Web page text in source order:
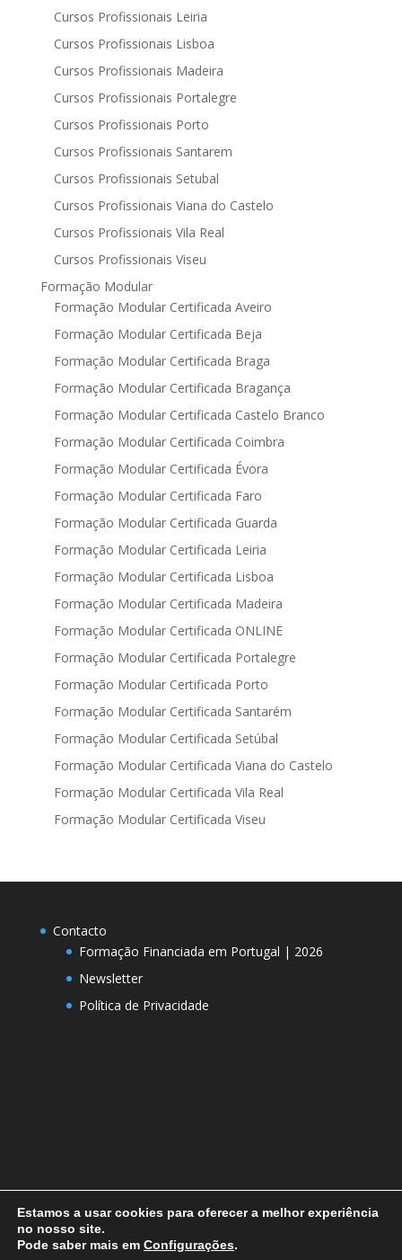
Cursos Profissionais Leiria
Cursos Profissionais Lisboa
Cursos Profissionais Madeira
Cursos Profissionais Portalegre
Cursos Profissionais Porto
Cursos Profissionais Santarem
Cursos Profissionais Setubal
Cursos Profissionais Viana do Castelo
Cursos Profissionais Vila Real
Cursos Profissionais Viseu
Formação Modular
Formação Modular Certificada Aveiro
Formação Modular Certificada Beja
Formação Modular Certificada Braga
Formação Modular Certificada Bragança
Formação Modular Certificada Castelo Branco
Formação Modular Certificada Coimbra
Formação Modular Certificada Évora
Formação Modular Certificada Faro
Formação Modular Certificada Guarda
Formação Modular Certificada Leiria
Formação Modular Certificada Lisboa
Formação Modular Certificada Madeira
Formação Modular Certificada ONLINE
Formação Modular Certificada Portalegre
Formação Modular Certificada Porto
Formação Modular Certificada Santarém
Formação Modular Certificada Setúbal
Formação Modular Certificada Viana do Castelo
Formação Modular Certificada Vila Real
Formação Modular Certificada Viseu
Contacto
Formação Financiada em Portugal | 2026
Newsletter
Política de Privacidade
Estamos a usar cookies para oferecer a melhor experiência
no nosso site.
Pode saber mais em Configurações.